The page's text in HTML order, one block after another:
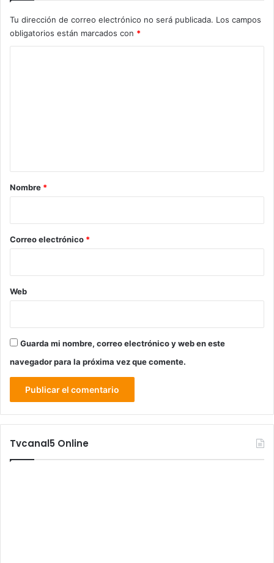
Tu dirección de correo electrónico no será publicada. Los campos
obligatorios están marcados con *
r
*
Nombre *
Correo electrónico *
Web
Guarda mi nombre, correo electrónico y web en este
navegador para la próxima vez que comente.
Tvcanal5 Online